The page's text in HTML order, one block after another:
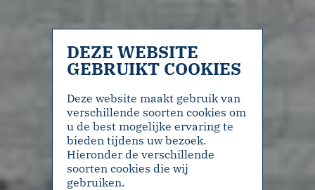
DEZE WEBSITE
GEBRUIKT COOKIES
Deze website maakt gebruik van
verschillende soorten cookies om
u de best mogelijke ervaring te
bieden tijdens uw bezoek.
Hieronder de verschillende
soorten cookies die wij
gebruiken.